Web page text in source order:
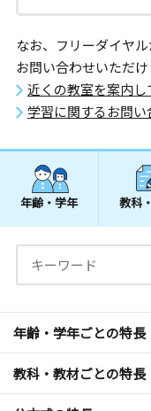
なお、フリーダイヤ
お問い合わせいただけ
近くの教室を案内し
学習に関するお問い
年齢・学年 教科
年齢・学年ごとの特長
教科・教材ごとの特長